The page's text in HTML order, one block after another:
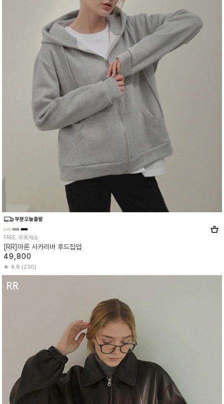
FREE, 무료배송
[RR]마론 사카리바 후드집업
49,800
4.8 (230)